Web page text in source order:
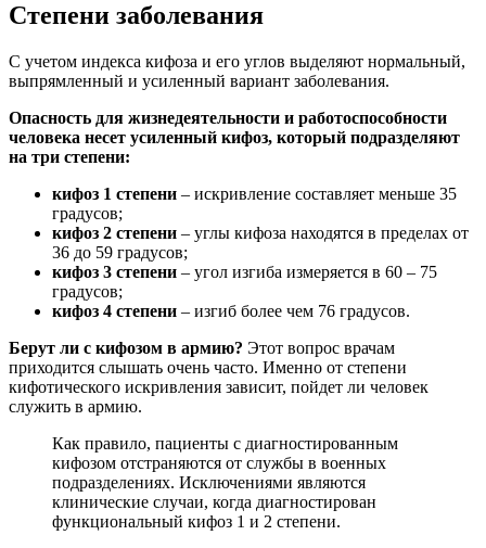
Степени заболевания
С учетом индекса кифоза и его углов выделяют нормальный,
выпрямленный и усиленный вариант заболевания.
Опасность для жизнедеятельности и работоспособности
человека несет усиленный кифоз, который подразделяют
на три степени:
кифоз 1 степени – искривление составляет меньше 35
градусов;
кифоз 2 степени – углы кифоза находятся в пределах от
36 до 59 градусов;
кифоз 3 степени – угол изгиба измеряется в 60 – 75
градусов;
кифоз 4 степени – изгиб более чем 76 градусов.
Берут ли с кифозом в армию? Этот вопрос врачам
приходится слышать очень часто. Именно от степени
кифотического искривления зависит, пойдет ли человек
служить в армию.
Как правило, пациенты с диагностированным
кифозом отстраняются от службы в военных
подразделениях. Исключениями являются
клинические случаи, когда диагностирован
функциональный кифоз 1 и 2 степени.